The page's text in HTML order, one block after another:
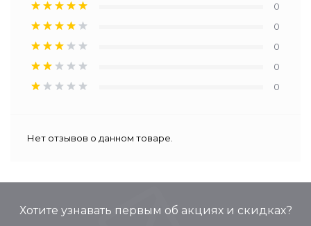
0
0
0
0
0
Нет отзывов о данном товаре.
Хотите узнавать первым об акциях и скидках?